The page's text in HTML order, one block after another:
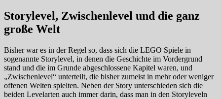
Storylevel, Zwischenlevel und die ganz
große Welt
Bisher war es in der Regel so, dass sich die LEGO Spiele in
sogenannte Storylevel, in denen die Geschichte im Vordergrund
stand und die im Grunde abgeschlossene Kapitel waren, und
„Zwischenlevel“ unterteilt, die bisher zumeist in mehr oder weniger
offenen Welten spielten. Neben der Story unterschieden sich die
beiden Levelarten auch immer darin, dass man in den Storyleveln